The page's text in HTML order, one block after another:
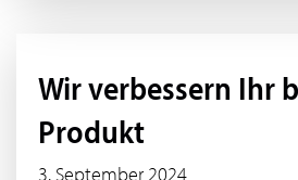
Wir verbessern Ihr
Produkt
3. September 2024